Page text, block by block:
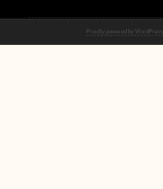
Proudly powered by WordPress